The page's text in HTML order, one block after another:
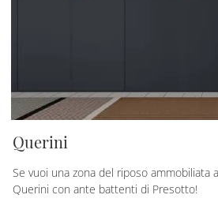
Querini
Se vuoi una zona del riposo ammobiliata
Querini con ante battenti di Presotto!